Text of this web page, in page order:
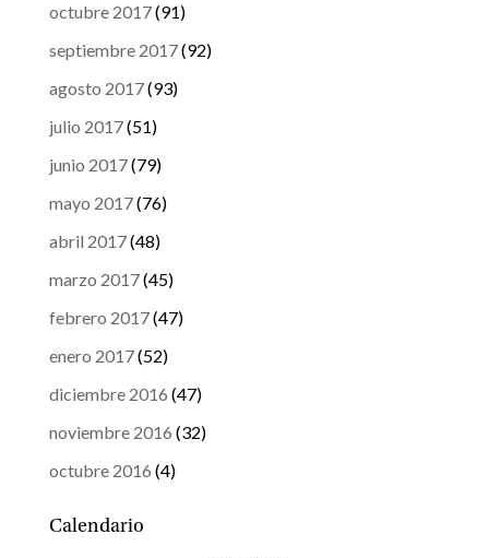
octubre 2017(91)
septiembre 2017(92)
agosto 2017(93)
julio 2017(51)
junio 2017(79)
mayo 2017(76)
abril 2017(48)
marzo 2017(45)
febrero 2017(47)
enero 2017(52)
diciembre 2016 (47)
noviembre 2016 (32)
octubre 2016 (4)
Calendario